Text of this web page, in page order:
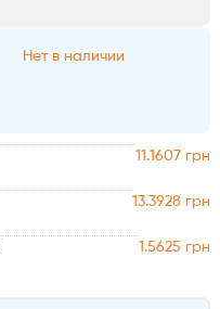
Нет в наличии
11.1607 грн
13.3928 грн
1.5625 грн